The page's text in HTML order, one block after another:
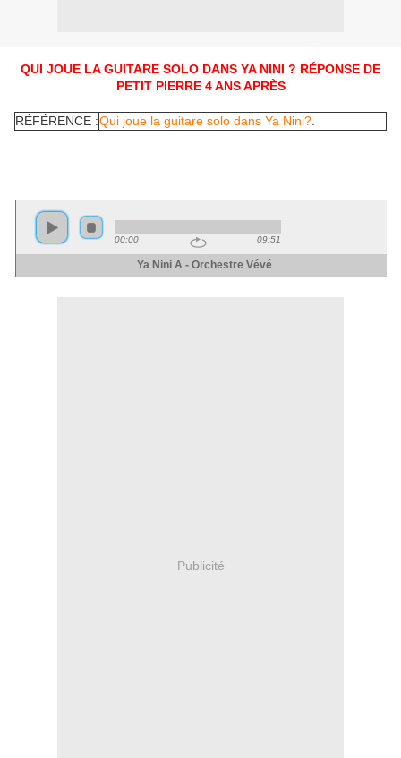
QUI JOUE LA GUITARE SOLO DANS YA NINI ? RÉPONSE DE
PETIT PIERRE 4 ANS APRÈS
RÉFÉRENCE :Qui joue la guitare solo dans Ya Nini?
Publicité